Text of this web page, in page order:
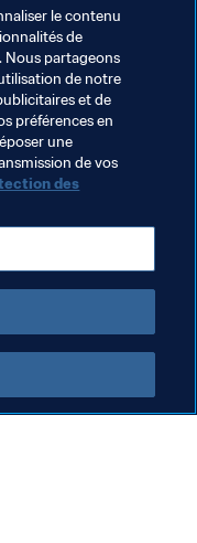
17h00
de la
le contenu
de
Nous partageons
de notre
et de
préférences en
une
de vos
des